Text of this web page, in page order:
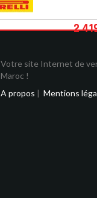
2
Votre site Internet de
Maroc !
A propos | Mentions